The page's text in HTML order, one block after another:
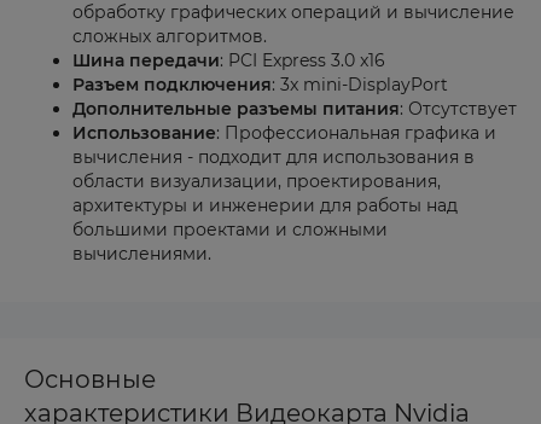
обработку графических операций и вычисление
сложных алгоритмов.
Шина передачи: PCI Express 3.0 x16
Разъем подключения: 3x mini-DisplayPort
Дополнительные разъемы питания: Отсутствует
Использование: Профессиональная графика и
вычисления - подходит для использования в
области визуализации, проектирования,
архитектуры и инженерии для работы над
большими проектами и сложными
вычислениями.
Основные
характеристики Видеокарта Nvidia